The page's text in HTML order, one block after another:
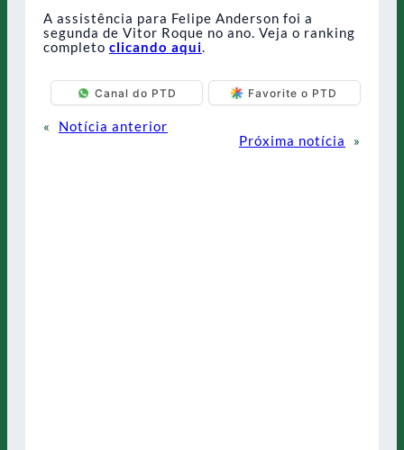
A assistência para Felipe Anderson foi a
segunda de Vitor Roque no ano. Veja o ranking
completo clicando aqui.
Canal do PTD Favorite o PTD
«
Notícia anterior
Próxima notícia
»